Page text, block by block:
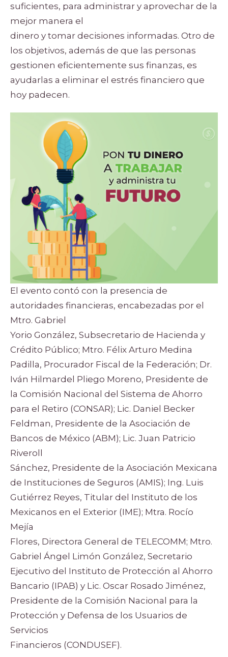
suficientes, para administrar y aprovechar de la
mejor manera el
dinero y tomar decisiones informadas. Otro de
los objetivos, además de que las personas
gestionen eficientemente sus finanzas, es
ayudarlas a eliminar el estrés financiero que
hoy padecen.
El evento contó con la presencia de
autoridades financieras, encabezadas por el
Mtro. Gabriel
Yorio González, Subsecretario de Hacienda y
Crédito Público; Mtro. Félix Arturo Medina
Padilla, Procurador Fiscal de la Federación; Dr.
Iván Hilmardel Pliego Moreno, Presidente de
la Comisión Nacional del Sistema de Ahorro
para el Retiro (CONSAR); Lic. Daniel Becker
Feldman, Presidente de la Asociación de
Bancos de México (ABM); Lic. Juan Patricio
Riveroll
Sánchez, Presidente de la Asociación Mexicana
de Instituciones de Seguros (AMIS); Ing. Luis
Gutiérrez Reyes, Titular del Instituto de los
Mexicanos en el Exterior (IME); Mtra. Rocío
Mejía
Flores, Directora General de TELECOMM; Mtro.
Gabriel Ángel Limón González, Secretario
Ejecutivo del Instituto de Protección al Ahorro
Bancario (IPAB) y Lic. Oscar Rosado Jiménez,
Presidente de la Comisión Nacional para la
Protección y Defensa de los Usuarios de
Servicios
Financieros (CONDUSEF).